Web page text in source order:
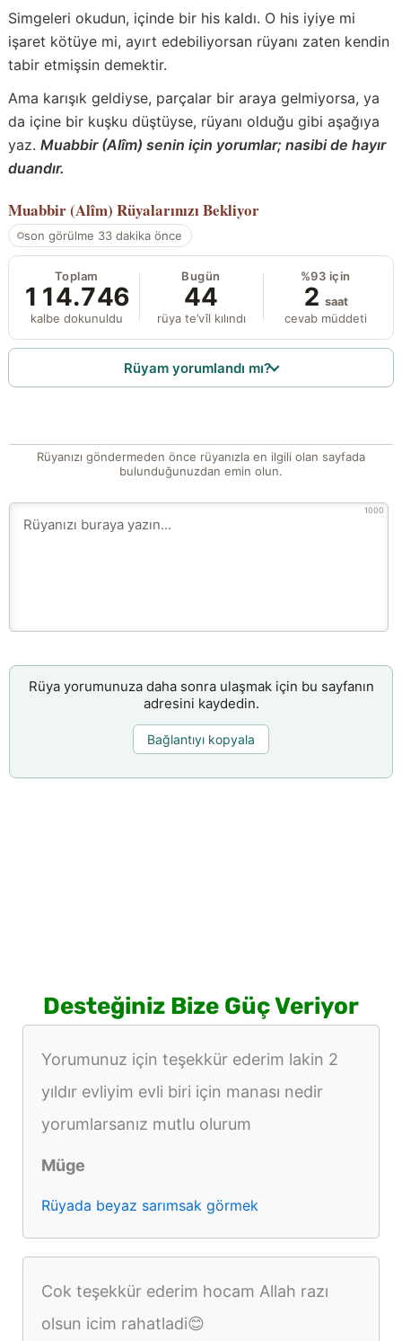
Simgeleri okudun, içinde bir his kaldı. O his iyiye mi
işaret kötüye mi, ayırt edebiliyorsan rüyanı zaten kendin
tabir etmişsin demektir.
Ama karışık geldiyse, parçalar bir araya gelmiyorsa, ya
da içine bir kuşku düştüyse, rüyanı olduğu gibi aşağıya
yaz. Muabbir (Alîm) senin için yorumlar; nasibi de hayır
duandır.
Muabbir (Alîm) Rüyalarınızı Bekliyor
son görülme 33 dakika önce
Toplam
114.746
kalbe dokunuldu
Bugün
44
rüya te’vîl kılındı
%93 için
2 saat
cevab müddeti
Rüyam yorumlandı mı?
Rüyanızı göndermeden önce rüyanızla en ilgili olan sayfada
bulunduğunuzdan emin olun.
1000
Rüya yorumunuza daha sonra ulaşmak için bu sayfanın
adresini kaydedin.
Bağlantıyı kopyala
Desteğiniz Bize Güç Veriyor
Yorumunuz için teşekkür ederim lakin 2
yıldır evliyim evli biri için manası nedir
yorumlarsanız mutlu olurum
Müge
Rüyada beyaz sarımsak görmek
Cok teşekkür ederim hocam Allah razı
olsun icim rahatladi😊